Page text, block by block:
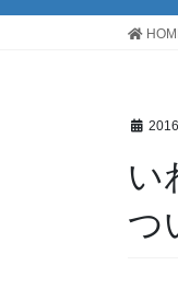
い
つ